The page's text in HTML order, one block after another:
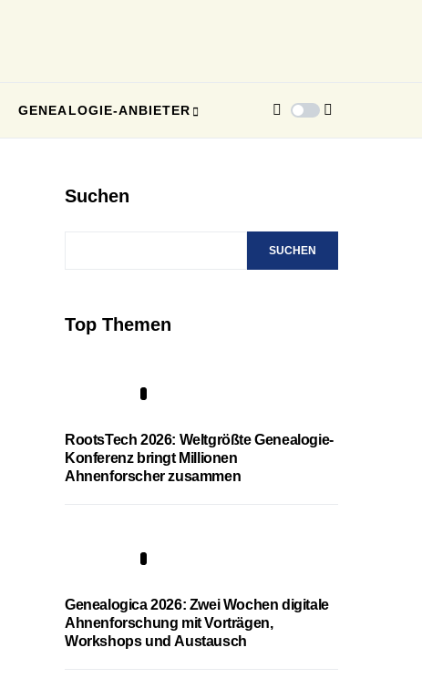
GENEALOGIE-ANBIETER
Suchen
SUCHEN
Top Themen
RootsTech 2026: Weltgrößte Genealogie-
Konferenz bringt Millionen
Ahnenforscher zusammen
Genealogica 2026: Zwei Wochen digitale
Ahnenforschung mit Vorträgen,
Workshops und Austausch